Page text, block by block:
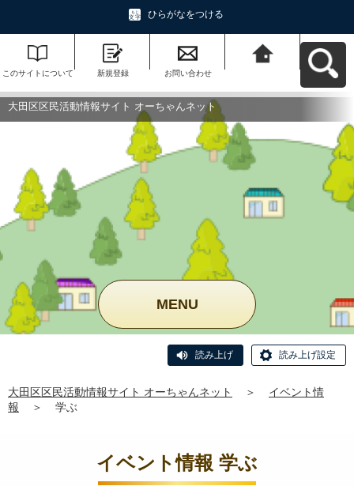
ひらがなをつける
このサイトについて 新規登録 お問い合わせ
ットへ戻る
大田区区民活動情報サイト オーちゃんネット
MENU
読み上げ 読み上げ設定
大田区区民活動情報サイト オーちゃんネット ＞
イベント情
報
＞ 学ぶ
イベント情報 学ぶ